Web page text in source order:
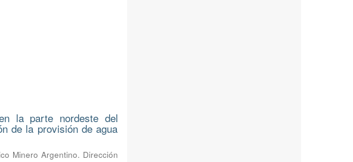
la parte nordeste del
de la provisión de agua
Minero Argentino. Dirección